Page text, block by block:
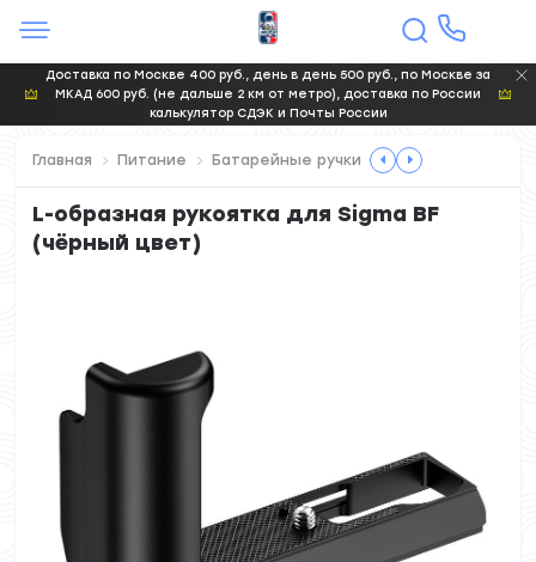
Доставка по Москве 400 руб., день в день 500 руб., по Москве за
МКАД 600 руб. (не дальше 2 км от метро), доставка по России
калькулятор СДЭК и Почты России
Главная Питание Батарейные ручки
L-образная рукоятка для Sigma BF
(чёрный цвет)